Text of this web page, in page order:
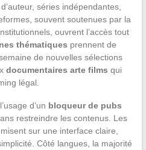
séries indépendantes,
souvent soutenues par la
ouvrent l’accès tout
thématiques prennent de
de nouvelles sélections
documentaires arte films qui
légal.
d’un bloqueur de pubs
restreindre les contenus. Les
misent sur une interface claire,
Côté langues, la majorité